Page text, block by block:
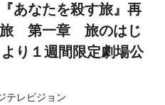
あなたを殺す旅』再
旅 第一章 旅のはじ
り１週間限定劇場公
テレビジョン